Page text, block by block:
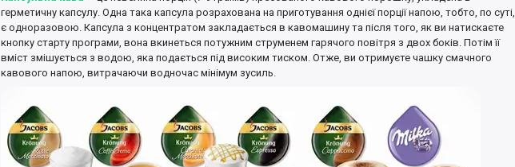
герметичну капсулу. Одна така капсула розрахована на приготування однієї порції напою, тобто, по суті,
є одноразовою. Капсула з концентратом закладається в кавомашину та після того, як ви натискаєте
кнопку старту програми, вона вкинеться потужним струменем гарячого повітря з двох боків. Потім її
вміст змішується з водою, яка подається під високим тиском. Отже, ви отримуєте чашку смачного
кавового напою, витрачаючи водночас мінімум зусиль.